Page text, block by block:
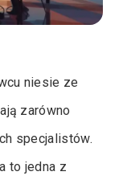
niesie ze
zarówno
specjalistów.
to jedna z